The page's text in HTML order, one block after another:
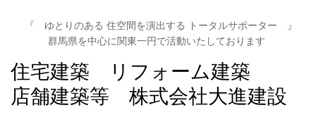
『 ゆとりのある 住空間を演出する トータルサポーター 』
群馬県を中心に関東一円で活動いたしております
住宅建築 リフォーム建築
店舗建築等 株式会社大進建設